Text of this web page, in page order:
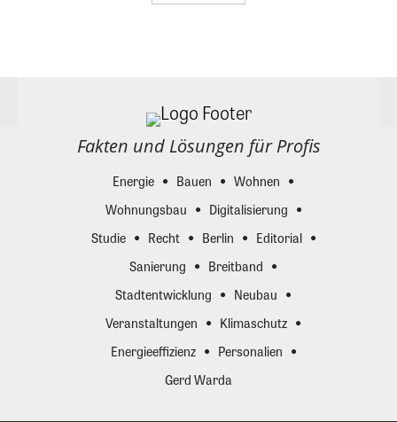
Fakten und Lösungen für Profis
Energie Bauen
Wohnen
Wohnungsbau
Digitalisierung
Studie
Recht Berlin
Editorial
Sanierung
Breitband
Stadtentwicklung
Neubau
Veranstaltungen
Klimaschutz
Energieeffizienz
Personalien
Gerd Warda